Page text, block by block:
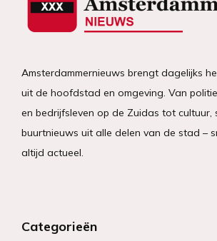
Amsterdammernieuws brengt dagelijks
uit de hoofdstad en omgeving. Van
en bedrijfsleven op de Zuidas tot cultuur,
buurtnieuws uit alle delen van de stad –
altijd actueel.
Categorieën